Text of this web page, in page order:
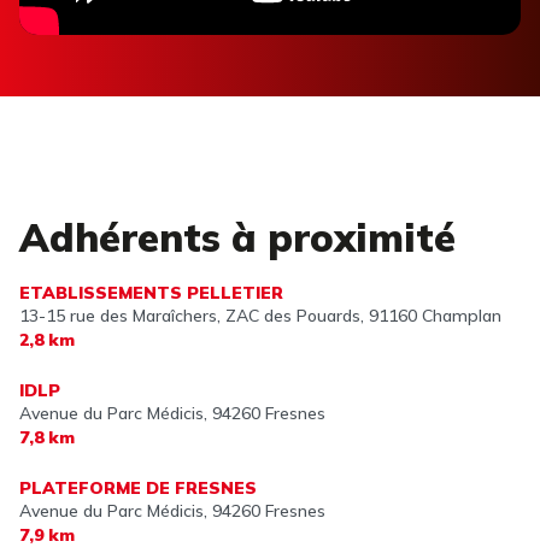
Adhérents à proximité
ETABLISSEMENTS PELLETIER
13-15 rue des Maraîchers, ZAC des Pouards, 91160 Champlan
2,8 km
IDLP
Avenue du Parc Médicis, 94260 Fresnes
7,8 km
PLATEFORME DE FRESNES
Avenue du Parc Médicis, 94260 Fresnes
7,9 km